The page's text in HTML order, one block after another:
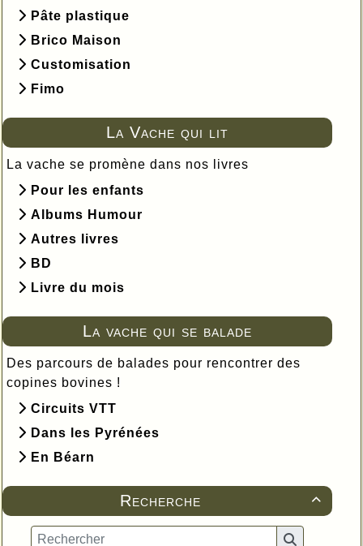
Pâte plastique
Brico Maison
Customisation
Fimo
La Vache qui lit
La vache se promène dans nos livres
Pour les enfants
Albums Humour
Autres livres
BD
Livre du mois
La vache qui se balade
Des parcours de balades pour rencontrer des
copines bovines !
Circuits VTT
Dans les Pyrénées
En Béarn

Recherche